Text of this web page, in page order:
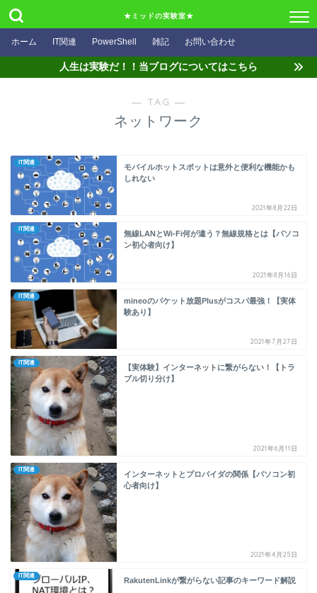
★ミッドの実験室★
ホーム IT関連 PowerShell 雑記 お問い合わせ
人生は実験だ！！当ブログについてはこちら
― TAG ―
ネットワーク
IT関連
モバイルホットスポットは意外と便利な機能かも
しれない
2021年8月22日
IT関連
無線LANとWi-Fi何が違う？無線規格とは【パソコ
ン初心者向け】
2021年8月16日
IT関連
mineoのパケット放題Plusがコスパ最強！【実体
験あり】
2021年7月27日
IT関連
【実体験】インターネットに繋がらない！【トラ
ブル切り分け】
2021年6月11日
IT関連
インターネットとプロバイダの関係【パソコン初
心者向け】
2021年4月25日
IT関連
RakutenLinkが繋がらない記事のキーワード解説